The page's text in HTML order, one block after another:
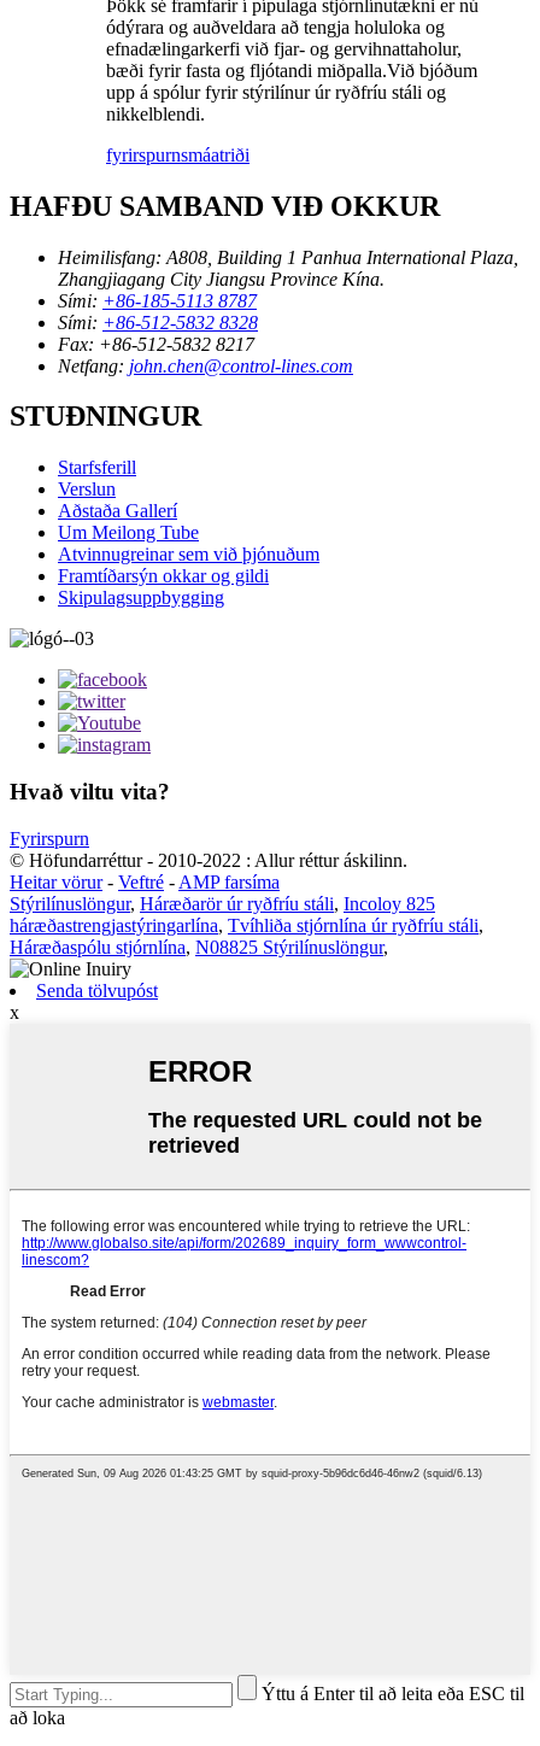
Þökk sé framfarir í pípulaga stjórnlínutækni er nú
ódýrara og auðveldara að tengja holuloka og
efnadælingarkerfi við fjar- og gervihnattaholur,
bæði fyrir fasta og fljótandi miðpalla.Við bjóðum
upp á spólur fyrir stýrilínur úr ryðfríu stáli og
nikkelblendi.
fyrirspurnsmáatriði
HAFÐU SAMBAND VIÐ OKKUR
Heimilisfang: A808, Building 1 Panhua International Plaza,
Zhangjiagang City Jiangsu Province Kína.
Sími: +86-185-5113 8787
Sími: +86-512-5832 8328
Fax: +86-512-5832 8217
Netfang: john.chen@control-lines.com
STUÐNINGUR
Starfsferill
Verslun
Aðstaða Gallerí
Um Meilong Tube
Atvinnugreinar sem við þjónuðum
Framtíðarsýn okkar og gildi
Skipulagsuppbygging
Hvað viltu vita?
Fyrirspurn
© Höfundarréttur - 2010-2022 : Allur réttur áskilinn.
Heitar vörur- Veftré - AMP farsíma
Stýrilínuslöngur, Háræðarör úr ryðfríu stáli, Incoloy 825
háræðastrengjastýringarlína, Tvíhliða stjórnlína úr ryðfríu stáli,
Háræðaspólu stjórnlína, N08825 Stýrilínuslöngur,
Senda tölvupóst
x
Ýttu á Enter til að leita eða ESC til
að loka